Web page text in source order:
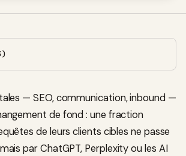
)
— SEO, communication, inbound —
de fond : une fraction
de leurs clients cibles ne passe
par ChatGPT, Perplexity ou les AI